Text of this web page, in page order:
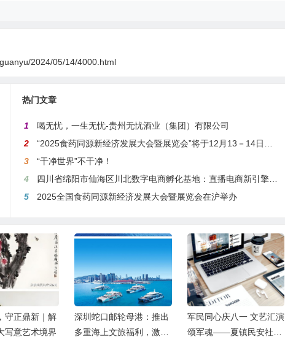
2024/05/14/4000.html
热门文章
1
喝无忧，一生无忧-贵州无忧酒业（集团）有限公司
2
“2025食药同源新经济发展大会暨展览会”将于12月13－14日在沪举行
3
“干净世界”不干净！
4
四川省绵阳市仙海区川北数字电商孵化基地：直播电商新引擎，预计年产值达5亿
5
2025全国食药同源新经济发展大会暨展览会在沪举办
守正鼎新｜解
写意艺术境界
深圳蛇口邮轮母港：推出
多重海上文旅福利，激活
军民同心庆八一 文艺汇演
颂军魂——夏镇民安社区